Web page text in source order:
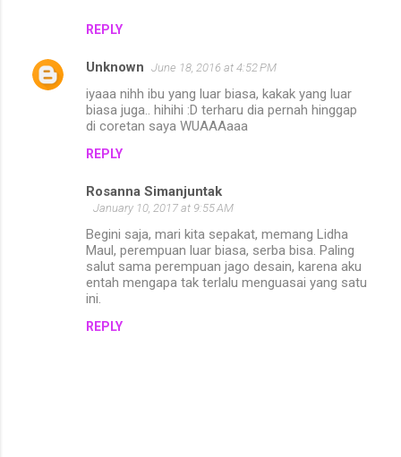
REPLY
Unknown June 18, 2016 at 4:52 PM
iyaaa nihh ibu yang luar biasa, kakak yang luar
biasa juga.. hihihi :D terharu dia pernah hinggap
di coretan saya WUAAAaaa
REPLY
Rosanna Simanjuntak
January 10, 2017 at 9:55 AM
Begini saja, mari kita sepakat, memang Lidha
Maul, perempuan luar biasa, serba bisa. Paling
salut sama perempuan jago desain, karena aku
entah mengapa tak terlalu menguasai yang satu
ini.
REPLY